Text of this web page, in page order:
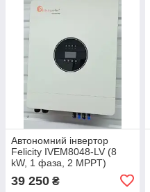
Автономний інвертор
Felicity IVEM8048-LV (8
kW, 1 фаза, 2 MPPT)
39 250 ₴